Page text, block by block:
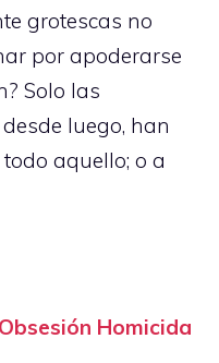
grotescas no
por apoderarse
Solo las
luego, han
aquello; o a
Obsesión Homicida